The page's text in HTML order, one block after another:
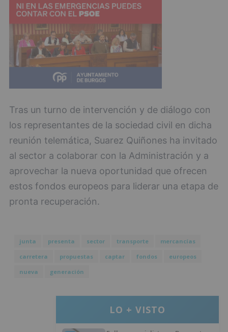
Tras un turno de intervención y de diálogo con
los representantes de la sociedad civil en dicha
reunión telemática, Suarez Quiñones ha invitado
al sector a colaborar con la Administración y a
aprovechar la nueva oportunidad que ofrecen
estos fondos europeos para liderar una etapa de
pronta recuperación.
junta presenta sector transporte
mercancías
carretera
propuestas captar fondos
europeos
nueva
generación
LO + VISTO